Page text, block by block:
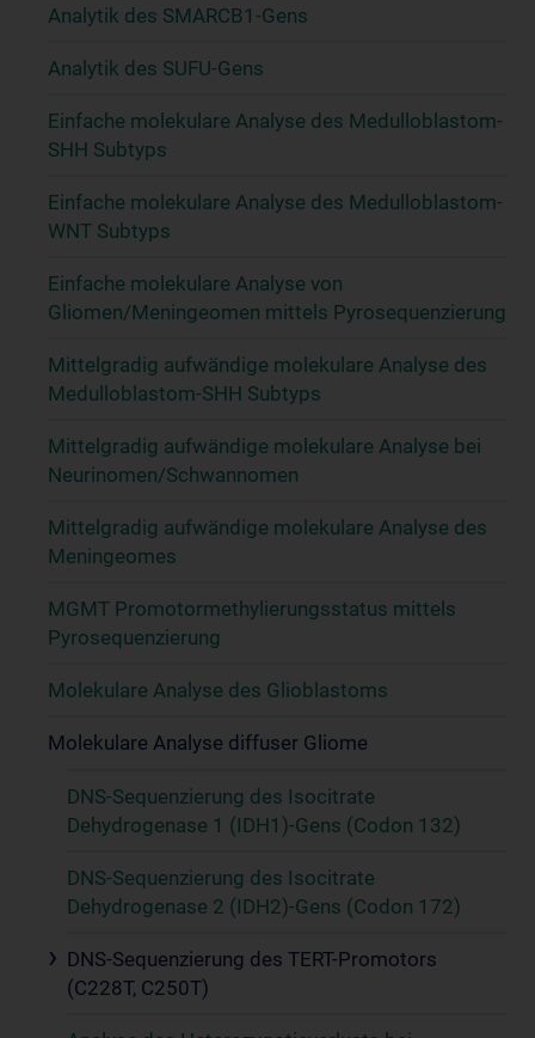
Analytik des SMARCB1-Gens
Analytik des SUFU-Gens
Einfache molekulare Analyse des Medulloblastom-
SHH Subtyps
Einfache molekulare Analyse des Medulloblastom-
WNT Subtyps
Einfache molekulare Analyse von
Gliomen/Meningeomen mittels Pyrosequenzierung
Mittelgradig aufwändige molekulare Analyse des
Medulloblastom-SHH Subtyps
Mittelgradig aufwändige molekulare Analyse bei
Neurinomen/Schwannomen
Mittelgradig aufwändige molekulare Analyse des
Meningeomes
MGMT Promotormethylierungsstatus mittels
Pyrosequenzierung
Molekulare Analyse des Glioblastoms
Molekulare Analyse diffuser Gliome
DNS-Sequenzierung des Isocitrate
Dehydrogenase 1 (IDH1)-Gens (Codon 132)
DNS-Sequenzierung des Isocitrate
Dehydrogenase 2 (IDH2)-Gens (Codon 172)
DNS-Sequenzierung des TERT-Promotors
(C228T, C250T)